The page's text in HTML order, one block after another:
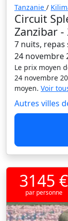
Tanzanie /
Circuit
Zanzibar -
7 nuits,
24 novembre
Le prix moyen
24 novembre
moyen. Voir
Autres villes
3145 €
par personne